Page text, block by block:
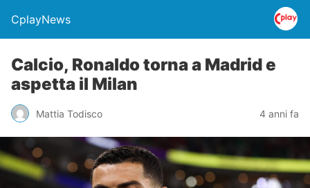
CplayNews
Calcio, Ronaldo torna a Madrid e
aspetta il Milan
Mattia Todisco 4 anni fa